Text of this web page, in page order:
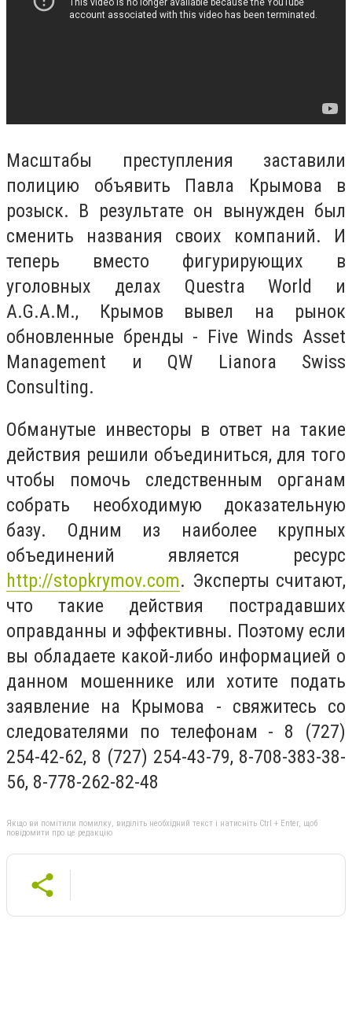
Масштабы преступления заставили
полицию объявить Павла Крымова в
розыск. В результате он вынужден был
сменить названия своих компаний. И
теперь вместо фигурирующих в
уголовных делах Questra World и
A.G.A.M., Крымов вывел на рынок
обновленные бренды - Five Winds Asset
Management и QW Lianora Swiss
Consulting.
Обманутые инвесторы в ответ на такие
действия решили объединиться, для того
чтобы помочь следственным органам
собрать необходимую доказательную
базу. Одним из наиболее крупных
объединений является ресурс
http://stopkrymov.com. Эксперты считают,
что такие действия пострадавших
оправданны и эффективны. Поэтому если
вы обладаете какой-либо информацией о
данном мошеннике или хотите подать
заявление на Крымова - свяжитесь со
следователями по телефонам - 8 (727)
254-42-62, 8 (727) 254-43-79, 8-708-383-38-
56, 8-778-262-82-48
Якщо ви помітили помилку, виділіть необхідний текст і натисніть Ctrl + Enter, щоб
повідомити про це редакцію